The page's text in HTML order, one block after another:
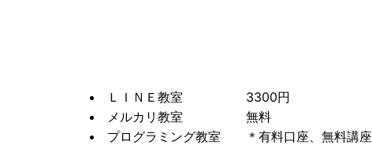
ＬＩＮＥ教室 3300円
メルカリ教室 無料
プログラミング教室 ＊有料口座、無料講座